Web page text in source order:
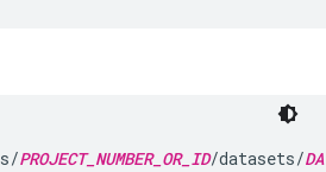
PROJECT_NUMBER_OR_ID/datasets/